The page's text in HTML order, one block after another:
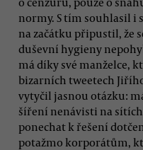
normy. S tím souhlasil i
na začátku připustil, že
duševní hygieny
má díky své manželce,
bizarních tweetech
vytyčil jasnou otázku:
šíření nenávisti na
ponechat k řešení
potažmo korporátům,